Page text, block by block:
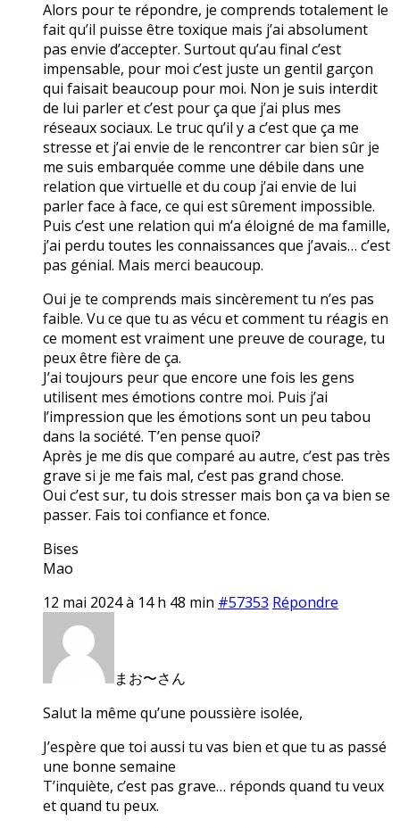
Alors pour te répondre, je comprends totalement le
fait qu’il puisse être toxique mais j’ai absolument
pas envie d’accepter. Surtout qu’au final c’est
impensable, pour moi c’est juste un gentil garçon
qui faisait beaucoup pour moi. Non je suis interdit
de lui parler et c’est pour ça que j’ai plus mes
réseaux sociaux. Le truc qu’il y a c’est que ça me
stresse et j’ai envie de le rencontrer car bien sûr je
me suis embarquée comme une débile dans une
relation que virtuelle et du coup j’ai envie de lui
parler face à face, ce qui est sûrement impossible.
Puis c’est une relation qui m’a éloigné de ma famille,
j’ai perdu toutes les connaissances que j’avais… c’est
pas génial. Mais merci beaucoup.
Oui je te comprends mais sincèrement tu n’es pas
faible. Vu ce que tu as vécu et comment tu réagis en
ce moment est vraiment une preuve de courage, tu
peux être fière de ça.
J’ai toujours peur que encore une fois les gens
utilisent mes émotions contre moi. Puis j’ai
l’impression que les émotions sont un peu tabou
dans la société. T’en pense quoi?
Après je me dis que comparé au autre, c’est pas très
grave si je me fais mal, c’est pas grand chose.
Oui c’est sur, tu dois stresser mais bon ça va bien se
passer. Fais toi confiance et fonce.
Bises
Mao
12 mai 2024 à 14 h 48 min #57353 Répondre
まお〜さん
Salut la même qu’une poussière isolée,
J’espère que toi aussi tu vas bien et que tu as passé
une bonne semaine
T’inquiète, c’est pas grave… réponds quand tu veux
et quand tu peux.